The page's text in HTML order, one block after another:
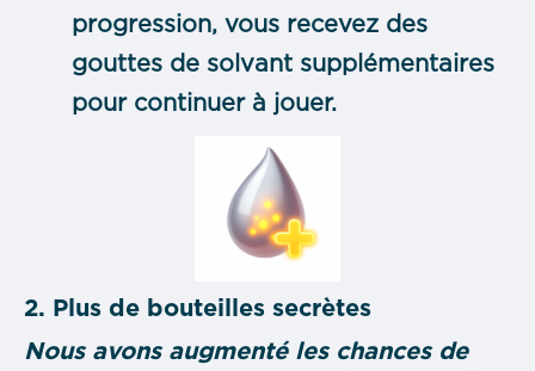
progression, vous recevez des
gouttes de solvant supplémentaires
pour continuer à jouer.
2. Plus de bouteilles secrètes
Nous avons augmenté les chances de